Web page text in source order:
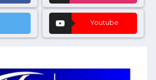
Youtube